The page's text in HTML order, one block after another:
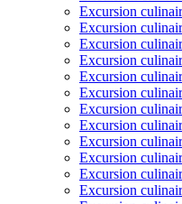
Excursion
Excursion
Excursion
Excursion
Excursion
Excursion
Excursion
Excursion
Excursion
Excursion
Excursion
Excursion